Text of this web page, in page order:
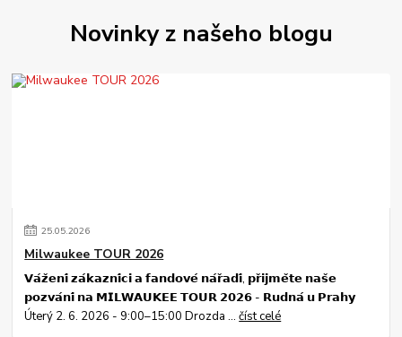
Novinky z našeho blogu
25.05.2026
Milwaukee TOUR 2026
𝗩𝗮́𝘇̌𝗲𝗻𝗶́ 𝘇𝗮́𝗸𝗮𝘇𝗻𝗶́𝗰𝗶 𝗮 𝗳𝗮𝗻𝗱𝗼𝘃𝗲́ 𝗻𝗮́𝗿̌𝗮𝗱𝗶́, 𝗽𝗿̌𝗶𝗷𝗺𝗲̌𝘁𝗲 𝗻𝗮𝘀̌𝗲
𝗽𝗼𝘇𝘃𝗮́𝗻𝗶́ 𝗻𝗮 𝗠𝗜𝗟𝗪𝗔𝗨𝗞𝗘𝗘 𝗧𝗢𝗨𝗥 𝟮𝟬𝟮𝟲 - 𝗥𝘂𝗱𝗻𝗮́ 𝘂 𝗣𝗿𝗮𝗵𝘆
Úterý 2. 6. 2026 - 9:00–15:00 Drozda ...číst celé